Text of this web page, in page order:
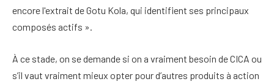
encore l'extrait de Gotu Kola, qui identifient ses principaux
composés actifs ».
À ce stade, on se demande si on a vraiment besoin de CICA ou
s’il vaut vraiment mieux opter pour d’autres produits à action